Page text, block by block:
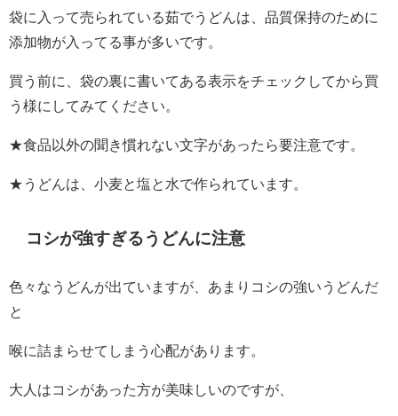
袋に入って売られている茹でうどんは、品質保持のために
添加物が入ってる事が多いです。
買う前に、袋の裏に書いてある表示をチェックしてから買
う様にしてみてください。
★食品以外の聞き慣れない文字があったら要注意です。
★うどんは、小麦と塩と水で作られています。
コシが強すぎるうどんに注意
色々なうどんが出ていますが、あまりコシの強いうどんだ
と
喉に詰まらせてしまう心配があります。
大人はコシがあった方が美味しいのですが、